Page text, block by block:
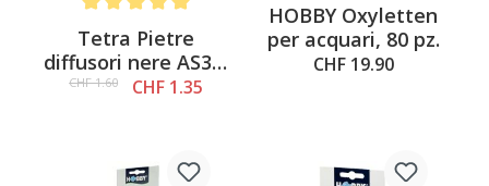
Average rating of 5 out of 5 stars
Tetra Pietre
diffusori nere AS30,
AS35, AS40, AS45
CHF 1.60 CHF 1.35
HOBBY Oxyletten
per acquari, 80 pz.
CHF 19.90